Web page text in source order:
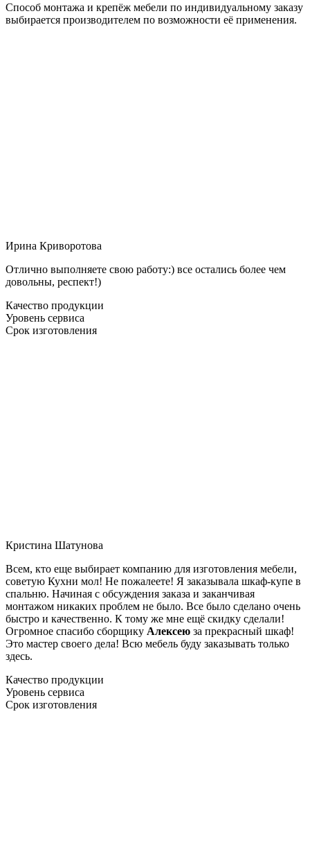
Способ монтажа и крепёж мебели по индивидуальному заказу
выбирается производителем по возможности её применения.
Ирина Криворотова
Отлично выполняете свою работу:) все остались более чем
довольны, респект!)
Качество продукции
Уровень сервиса
Срок изготовления
Кристина Шатунова
Всем, кто еще выбирает компанию для изготовления мебели,
советую Кухни мол! Не пожалеете! Я заказывала шкаф-купе в
спальню. Начиная с обсуждения заказа и заканчивая
монтажом никаких проблем не было. Все было сделано очень
быстро и качественно. К тому же мне ещё скидку сделали!
Огромное спасибо сборщику Алексею за прекрасный шкаф!
Это мастер своего дела! Всю мебель буду заказывать только
здесь.
Качество продукции
Уровень сервиса
Срок изготовления